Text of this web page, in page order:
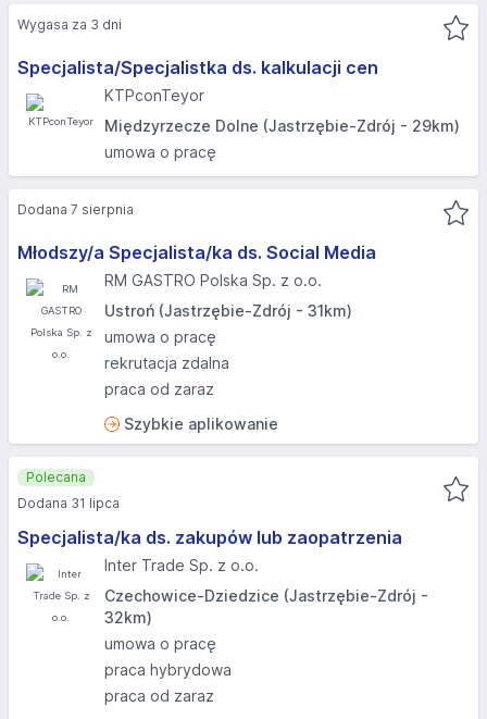
Specjalista/Specjalistka ds. kalkulacji cen
KTPconTeyor
Międzyrzecze Dolne (Jastrzębie-Zdrój - 29km)
umowa o pracę
Wygasa za 3 dni
Młodszy/a Specjalista/ka ds. Social Media
RM GASTRO Polska Sp. z o.o.
Ustroń (Jastrzębie-Zdrój - 31km)
umowa o pracę
rekrutacja zdalna
praca od zaraz
Szybkie aplikowanie
Dodana 7 sierpnia
Specjalista/ka ds. zakupów lub zaopatrzenia
Inter Trade Sp. z o.o.
Czechowice-Dziedzice (Jastrzębie-Zdrój -
32km)
umowa o pracę
praca hybrydowa
praca od zaraz
Polecana
Dodana 31 lipca